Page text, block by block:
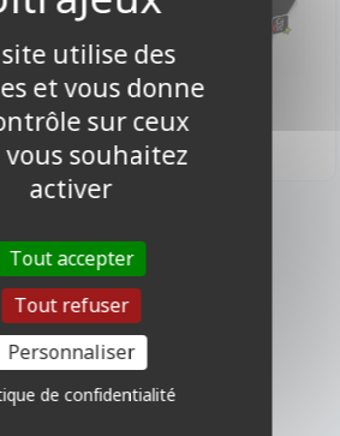
€ 18,50 €
carte
site utilise des
et vous donne
sur ceux
vous souhaitez
activer
Tout accepter
Tout refuser
Personnaliser
de confidentialité